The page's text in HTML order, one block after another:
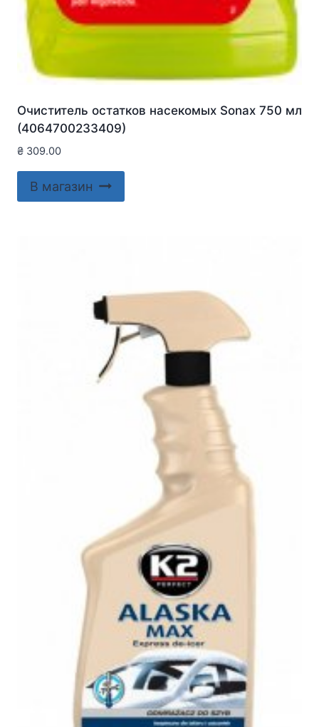
Очиститель остатков насекомых Sonax 750 мл
(4064700233409)
₴ 309.00
В магазин